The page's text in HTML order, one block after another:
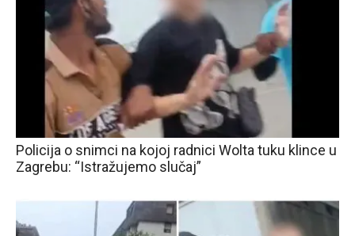
Policija o snimci na kojoj radnici Wolta tuku klince u
Zagrebu: “Istražujemo slučaj”